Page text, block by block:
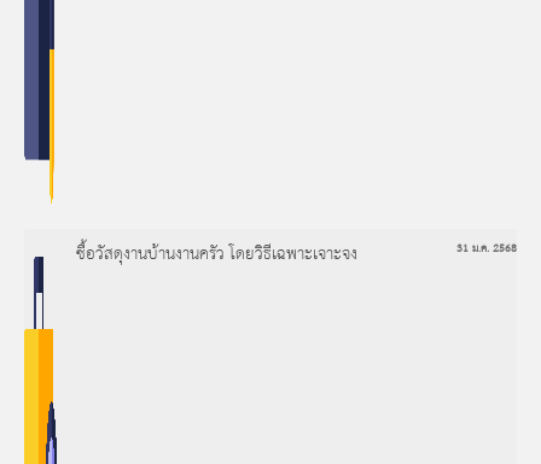
ซื้อวัสดุงานบ้านงานครัว โดยวิธีเฉพาะเจาะจง 31 ม.ค. 2568